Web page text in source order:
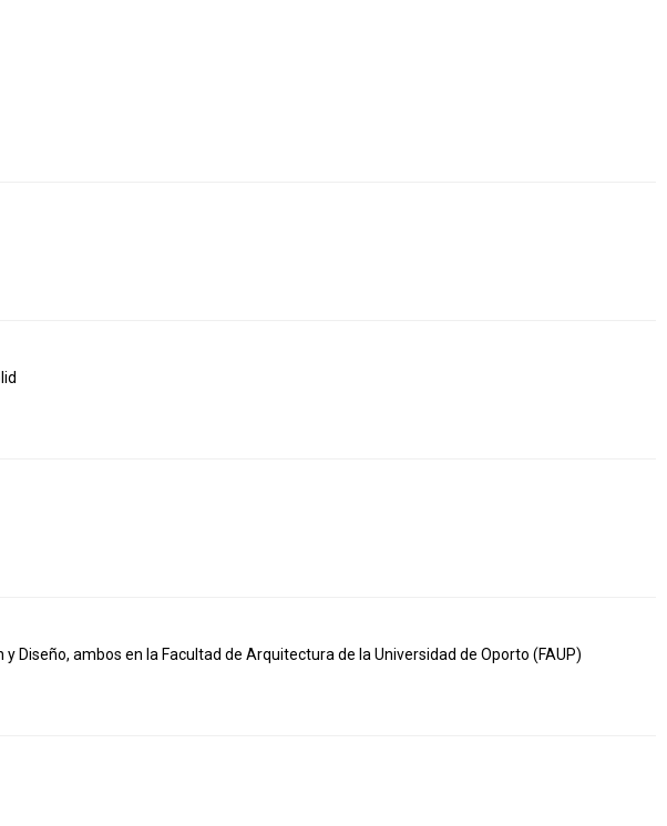
Diseño, ambos en la Facultad de Arquitectura de la Universidad de Oporto (FAUP)